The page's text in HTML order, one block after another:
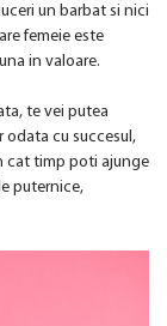
un barbat si nici
femeie este
in valoare.
te vei putea
odata cu succesul,
cat timp poti ajunge
puternice,